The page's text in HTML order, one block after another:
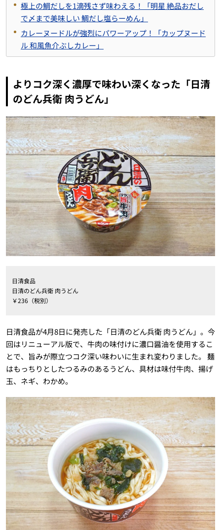
極上の鯛だしを1滴残さず味わえる！「明星 絶品おだし
で〆まで美味しい 鯛だし塩らーめん」
カレーヌードルが強烈にパワーアップ！「カップヌード
ル 和風魚介ぶしカレー」
よりコク深く濃厚で味わい深くなった「日清
のどん兵衛 肉うどん」
日清食品
日清のどん兵衛 肉うどん
￥236（税別）
日清食品が4月8日に発売した「日清のどん兵衛 肉うどん」。今
回はリニューアル版で、牛肉の味付けに濃口醤油を使用するこ
とで、旨みが際立つコク深い味わいに生まれ変わりました。 麺
はもっちりとしたつるみのあるうどん、具材は味付牛肉、揚げ
玉、ネギ、わかめ。